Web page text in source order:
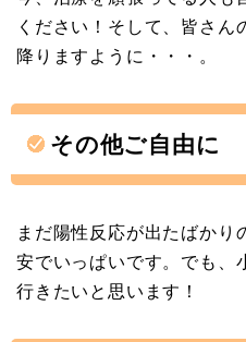
ください！そして、皆さ
降りますように・・・。
その他ご自由に
まだ陽性反応が出たばかり
安でいっぱいです。でも、
行きたいと思います！